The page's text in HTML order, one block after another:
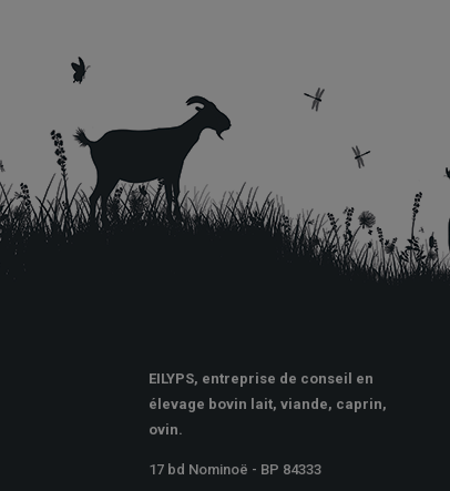
EILYPS, entreprise de conseil en
élevage bovin lait, viande, caprin,
ovin.
17 bd Nominoë - BP 84333